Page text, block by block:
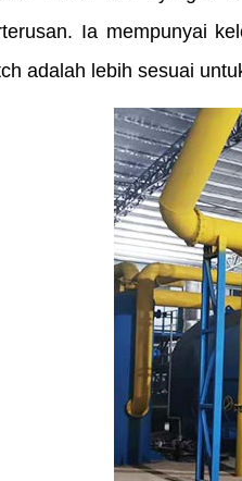
Ia mempunyai
adalah lebih sesuai